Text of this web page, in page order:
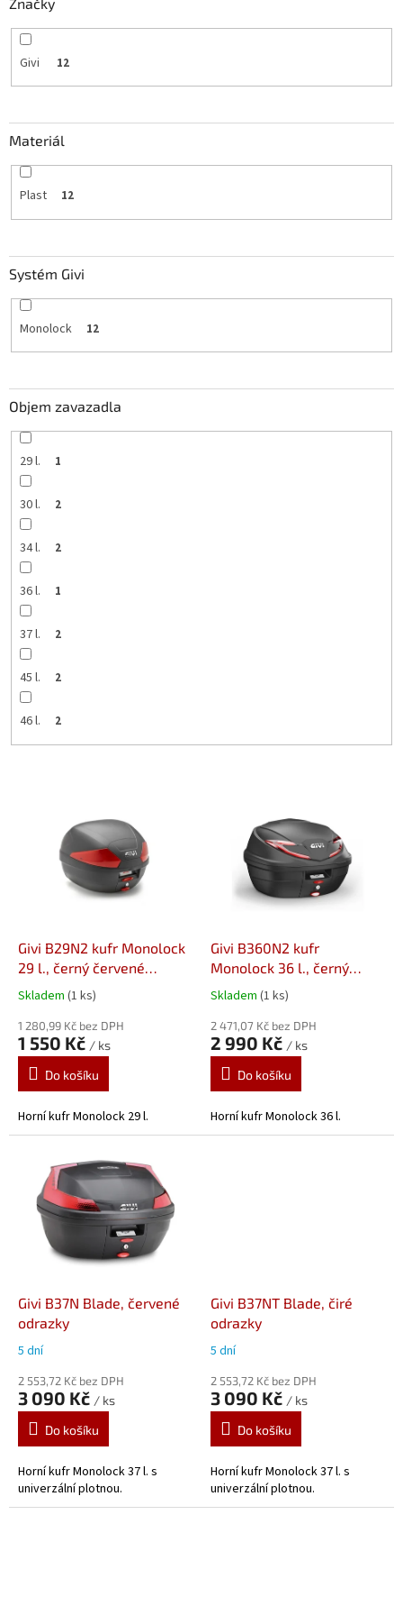
Givi 12
Materiál
Plast 12
Systém Givi
Monolock 12
Objem zavazadla
29 l. 1
30 l. 2
34 l. 2
36 l. 1
37 l. 2
45 l. 2
46 l. 2
Givi B29N2 kufr Monolock
29 l., černý červené
odrazky
Skladem (1 ks)
1 280,99 Kč bez DPH
1 550 Kč / ks
Do košíku
Horní kufr Monolock 29 l.
Givi B360N2 kufr
Monolock 36 l., černý
červené odrazky
Skladem (1 ks)
2 471,07 Kč bez DPH
2 990 Kč / ks
Do košíku
Horní kufr Monolock 36 l.
Givi B37N Blade, červené
odrazky
5 dní
2 553,72 Kč bez DPH
3 090 Kč / ks
Do košíku
Horní kufr Monolock 37 l. s
univerzální plotnou.
Givi B37NT Blade, čiré
odrazky
5 dní
2 553,72 Kč bez DPH
3 090 Kč / ks
Do košíku
Horní kufr Monolock 37 l. s
univerzální plotnou.